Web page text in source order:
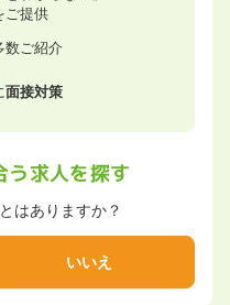
ご提供
数ご紹介
面接対策
う求人を探す
はありますか？
いいえ